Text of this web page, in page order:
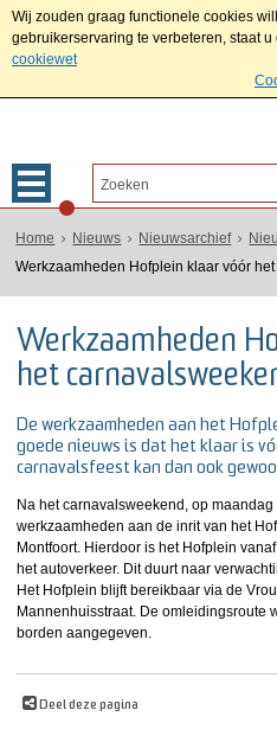
Wij zouden graag functionele cookies
gebruikerservaring te verbeteren, staat u
cookiewet
Home Nieuws Nieuwsarchief
Werkzaamheden Hofplein klaar vóór
Werkzaamheden
het
De werkzaamheden aan het
goede nieuws is dat het klaar is
carnavalsfeest kan dan ook
Na het carnavalsweekend, op
werkzaamheden aan de inrit van het
Montfoort. Hierdoor is het Hofplein
het autoverkeer. Dit duurt naar
Het Hofplein blijft bereikbaar via de
Mannenhuisstraat. De omleidingsroute
borden aangegeven.
Deel deze pagina